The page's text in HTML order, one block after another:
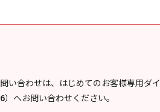
い合わせは、はじめてのお客様専用ダイ
） へお問い合わせください。